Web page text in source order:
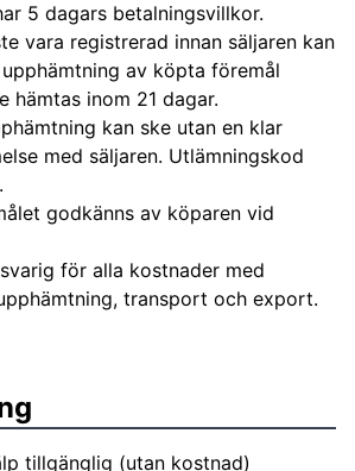
5 dagars betalningsvillkor.
vara registrerad innan säljaren kan
av köpta föremål
hämtas inom 21 dagar.
kan ske utan en klar
med säljaren. Utlämningskod
godkänns av köparen vid
för alla kostnader med
transport och export.
tillgänglig (utan kostnad)